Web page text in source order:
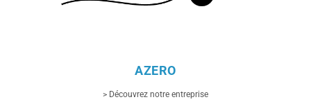
AZERO
> Découvrez notre entreprise